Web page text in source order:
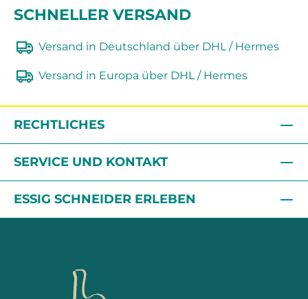
SCHNELLER VERSAND
Versand in Deutschland über DHL / Hermes
Versand in Europa über DHL / Hermes
RECHTLICHES
SERVICE UND KONTAKT
ESSIG SCHNEIDER ERLEBEN